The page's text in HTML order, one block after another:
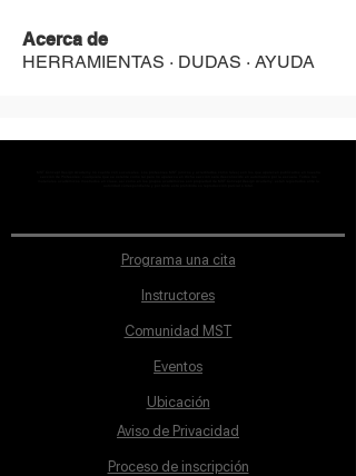
Acerca de
HERRAMIENTAS · DUDAS · AYUDA
Programa una cita
Instructores
Comunidad MST
Eventos
Ubicación
Aviso de Privacidad
Proceso de inscripción